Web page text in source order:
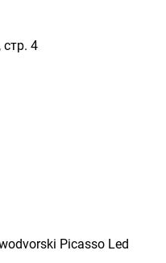
4
Picasso Led